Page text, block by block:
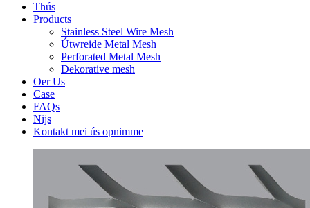
Thús
Products
Stainless Steel Wire Mesh
Útwreide Metal Mesh
Perforated Metal Mesh
Dekorative mesh
Oer Us
Case
FAQs
Nijs
Kontakt mei ús opnimme